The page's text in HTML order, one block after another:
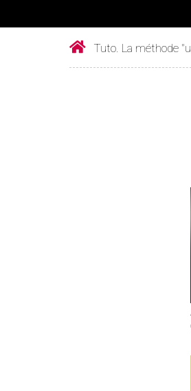
Tuto. La méthode